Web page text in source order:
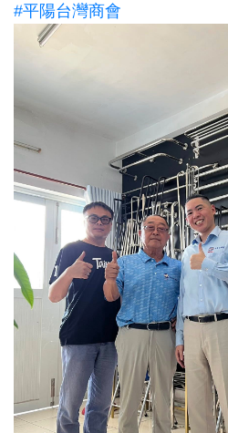
#平陽台灣商會